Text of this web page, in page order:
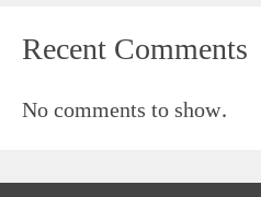
Recent Comments
No comments to show.